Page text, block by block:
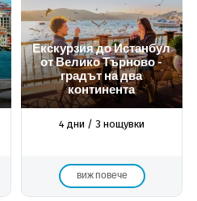
Екскурзия до Истанбул
от Велико Търново -
градът на два
континента
4 дни / 3 нощувки
виж повече